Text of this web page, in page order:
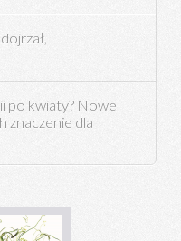
po kwiaty? Nowe
znaczenie dla